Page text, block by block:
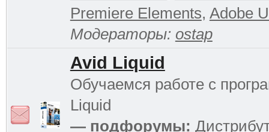
Premiere Elements, Adobe
Модераторы: ostap
Avid Liquid
Обучаемся работе с
Liquid
— подфорумы: